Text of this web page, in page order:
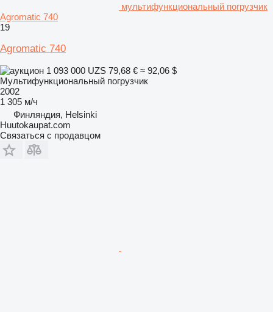
мультифункциональный погрузчик
Agromatic 740
19
Agromatic 740
1 093 000 UZS 79,68 € ≈ 92,06 $
Мультифункциональный погрузчик
2002
1 305 м/ч
Финляндия, Helsinki
Huutokaupat.com
Связаться с продавцом